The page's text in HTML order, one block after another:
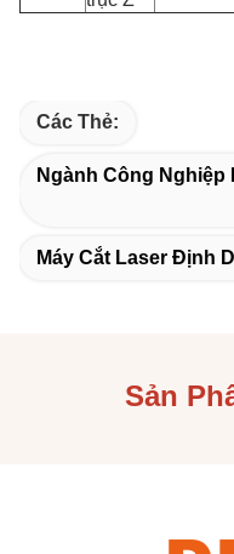
Các Thẻ:
Ngành Công
Máy Cắt Laser Định
Sản